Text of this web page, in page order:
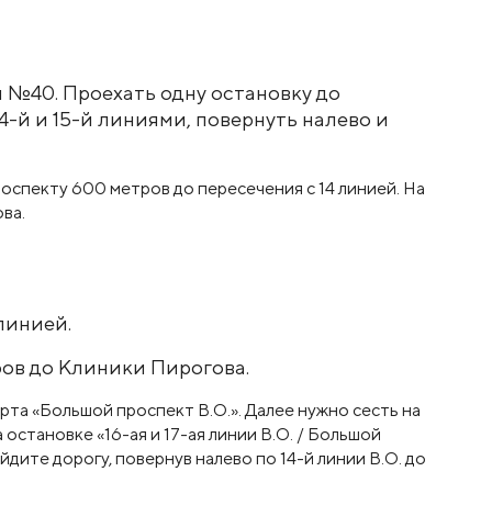
Проехать одну остановку до
й и 15-й линиями, повернуть налево и
до Клиники Пирогова.